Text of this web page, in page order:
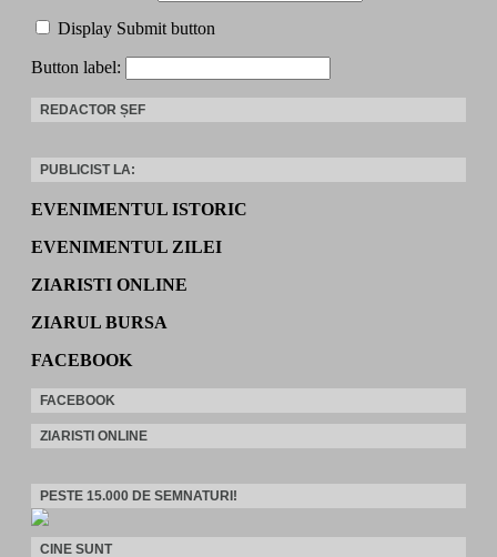
Display Submit button
Button label:
REDACTOR ȘEF
PUBLICIST LA:
EVENIMENTUL ISTORIC
EVENIMENTUL ZILEI
ZIARISTI ONLINE
ZIARUL BURSA
FACEBOOK
FACEBOOK
ZIARISTI ONLINE
PESTE 15.000 DE SEMNATURI!
CINE SUNT